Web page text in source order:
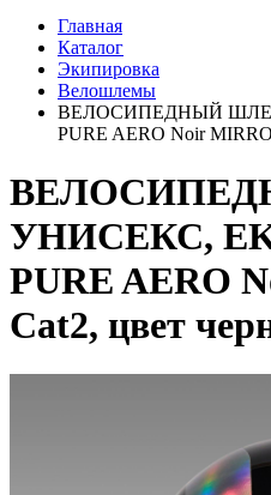
Главная
Каталог
Экипировка
Велошлемы
ВЕЛОСИПЕДНЫЙ
PURE AERO Noir
УНИСЕКС,
PURE AERO
Cat2, цвет